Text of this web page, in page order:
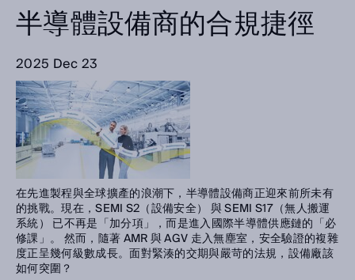
半導體設備商的合規捷徑
2025 Dec 23
在先進製程與全球擴產的浪潮下，半導體設備商正迎來前所未有
的挑戰。現在，SEMI S2（設備安全） 與 SEMI S17（無人搬運
系統） 已不再是「加分項」，而是進入國際半導體供應鏈的「必
修課」。 然而，隨著 AMR 與 AGV 走入無塵室，安全驗證的複雜
度正呈幾何級數成長。面對緊湊的交期與嚴苛的法規，設備廠該
如何突圍？